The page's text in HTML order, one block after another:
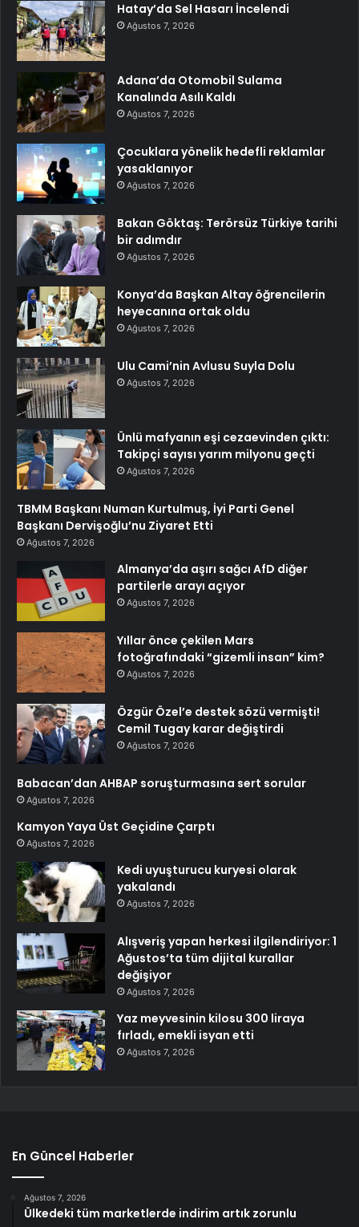
Hatay’da Sel Hasarı İncelendi
Ağustos 7, 2026
Adana’da Otomobil Sulama
Kanalında Asılı Kaldı
Ağustos 7, 2026
Çocuklara yönelik hedefli reklamlar
yasaklanıyor
Ağustos 7, 2026
Bakan Göktaş: Terörsüz Türkiye tarihi
bir adımdır
Ağustos 7, 2026
Konya’da Başkan Altay öğrencilerin
heyecanına ortak oldu
Ağustos 7, 2026
Ulu Cami’nin Avlusu Suyla Dolu
Ağustos 7, 2026
Ünlü mafyanın eşi cezaevinden çıktı:
Takipçi sayısı yarım milyonu geçti
Ağustos 7, 2026
TBMM Başkanı Numan Kurtulmuş, İyi Parti Genel
Başkanı Dervişoğlu’nu Ziyaret Etti
Ağustos 7, 2026
Almanya’da aşırı sağcı AfD diğer
partilerle arayı açıyor
Ağustos 7, 2026
Yıllar önce çekilen Mars
fotoğrafındaki “gizemli insan” kim?
Ağustos 7, 2026
Özgür Özel’e destek sözü vermişti!
Cemil Tugay karar değiştirdi
Ağustos 7, 2026
Babacan’dan AHBAP soruşturmasına sert sorular
Ağustos 7, 2026
Kamyon Yaya Üst Geçidine Çarptı
Ağustos 7, 2026
Kedi uyuşturucu kuryesi olarak
yakalandı
Ağustos 7, 2026
Alışveriş yapan herkesi ilgilendiriyor: 1
Ağustos’ta tüm dijital kurallar
değişiyor
Ağustos 7, 2026
Yaz meyvesinin kilosu 300 liraya
fırladı, emekli isyan etti
Ağustos 7, 2026
En Güncel Haberler
Ağustos 7, 2026
Ülkedeki tüm marketlerde indirim artık zorunlu